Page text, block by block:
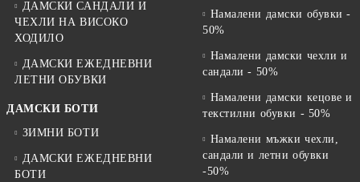
ДАМСКИ САНДАЛИ И
ЧЕХЛИ НА ВИСОКО
ХОДИЛО
ДАМСКИ ЕЖЕДНЕВНИ
ЛЕТНИ ОБУВКИ
ДАМСКИ БОТИ
ЗИМНИ БОТИ
ДАМСКИ ЕЖЕДНЕВНИ
БОТИ
Намалени дамски обувки -
50%
Намалени дамски чехли и
сандали - 50%
Намалени дамски кецове и
текстилни обувки - 50%
Намалени мъжки чехли,
сандали и летни обувки
-50%